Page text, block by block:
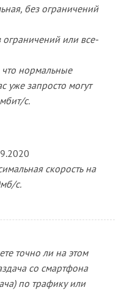
без ограничений
ограничений или все-
что нормальные
уже запросто могут
с.
скорость на
с.
точно ли на этом
со смартфона
по трафику или